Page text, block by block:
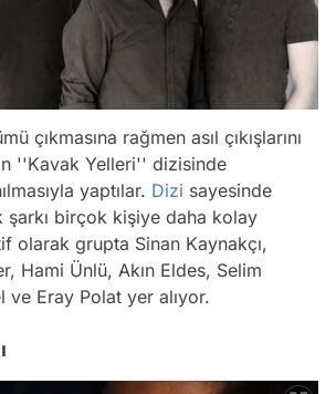
çıkmasına rağmen asıl çıkışlarını
''Kavak Yelleri'' dizisinde
yaptılar. Dizi sayesinde
birçok kişiye daha kolay
olarak grupta Sinan Kaynakçı,
Hami Ünlü, Akın Eldes, Selim
ve Eray Polat yer alıyor.